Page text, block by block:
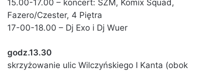
15.00-17.00 – koncert: SZM, Komix Squad,
Fazero/Czester, 4 Piętra
17-00-18.00 – Dj Exo i Dj Wuer
godz.13.30
skrzyżowanie ulic Wilczyńskiego I Kanta (obok